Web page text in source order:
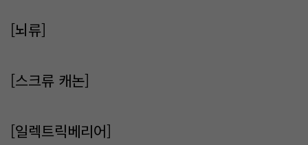
[뇌류]
[스크류 캐논]
[일렉트릭베리어]